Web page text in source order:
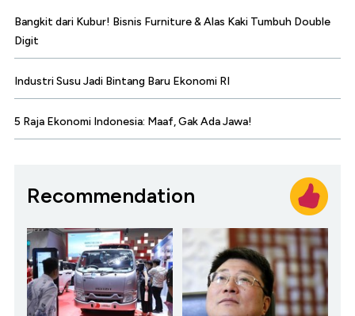
Bangkit dari Kubur! Bisnis Furniture & Alas Kaki Tumbuh Double
Digit
Industri Susu Jadi Bintang Baru Ekonomi RI
5 Raja Ekonomi Indonesia: Maaf, Gak Ada Jawa!
Recommendation